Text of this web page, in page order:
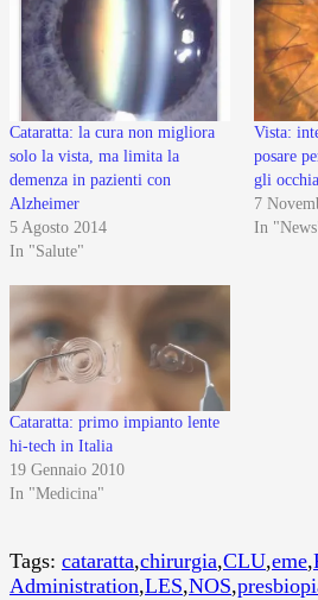
Cataratta: la cura non migliora
solo la vista, ma limita la
demenza in pazienti con
Alzheimer
5 Agosto 2014
In "Salute"
Vista:
posare
gli
7
In
Cataratta: primo impianto lente
hi-tech in Italia
19 Gennaio 2010
In "Medicina"
Tags: cataratta,chirurgia,CLU,eme,
Administration,LES,NOS,